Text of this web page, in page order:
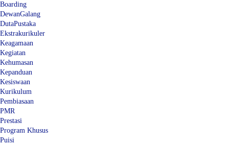
Boarding
DewanGalang
DutaPustaka
Ekstrakurikuler
Keagamaan
Kegiatan
Kehumasan
Kepanduan
Kesiswaan
Kurikulum
Pembiasaan
PMR
Prestasi
Program Khusus
Puisi